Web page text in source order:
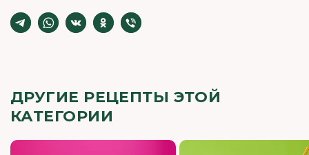
ДРУГИЕ РЕЦЕПТЫ ЭТОЙ
КАТЕГОРИИ